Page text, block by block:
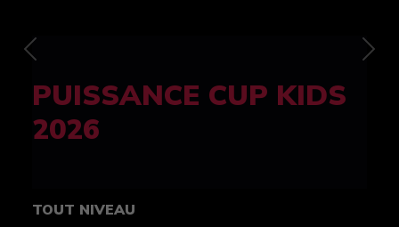
FELINE CUP 100%
féminine
TOUT NIVEAU
Previous Next